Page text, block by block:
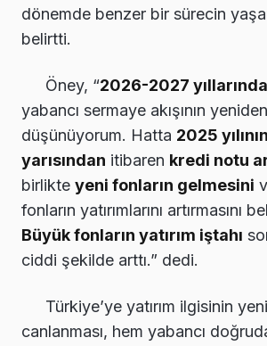
dönemde benzer bir sürecin
belirtti.
Öney, “2026-2027 yıllarında
yabancı sermaye akışının
düşünüyorum. Hatta 2025
yarısından itibaren kredi notu
birlikte yeni fonların gelmesini
fonların yatırımlarını artırmasını
Büyük fonların yatırım iştahı
ciddi şekilde arttı.” dedi.
Türkiye’ye yatırım ilgisinin
canlanması, hem yabancı